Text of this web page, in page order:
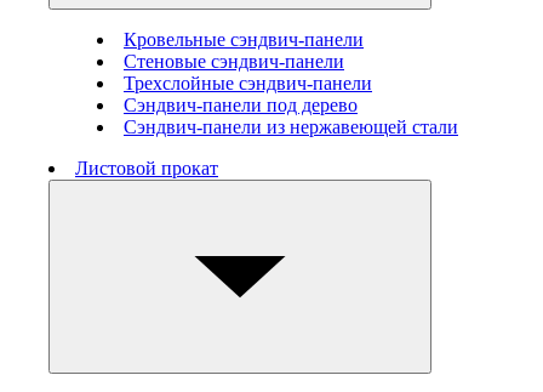
Кровельные сэндвич-панели
Стеновые cэндвич-панели
Трехслойные сэндвич-панели
Сэндвич-панели под дерево
Сэндвич-панели из нержавеющей стали
Листовой прокат